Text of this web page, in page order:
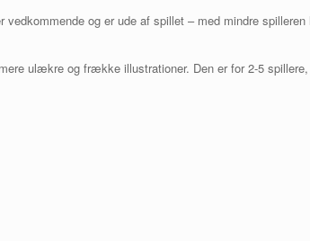
og er ude af spillet – med mindre
ulækre og frække illustrationer. Den er for 2-5